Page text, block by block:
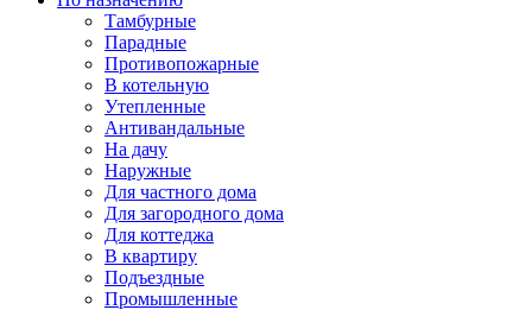
Тамбурные
Парадные
Противопожарные
В котельную
Утепленные
Антивандальные
На дачу
Наружные
Для частного дома
Для загородного дома
Для коттеджа
В квартиру
Подъездные
Промышленные